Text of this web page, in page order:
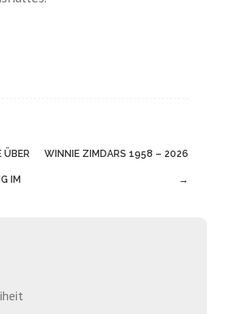
ÜBER
IM
WINNIE ZIMDARS 1958 – 2026
→